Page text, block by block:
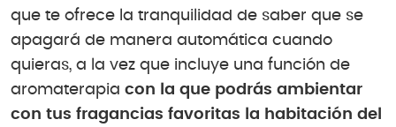
que te ofrece la tranquilidad de saber que se
apagará de manera automática cuando
quieras, a la vez que incluye una función de
aromaterapia con la que podrás ambientar
con tus fragancias favoritas la habitación del